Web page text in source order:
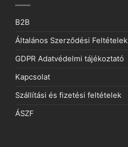
B2B
Általános Szerződési Feltételek
GDPR Adatvédelmi tájékoztató
Kapcsolat
Szállítási és fizetési feltételek
ÁSZF